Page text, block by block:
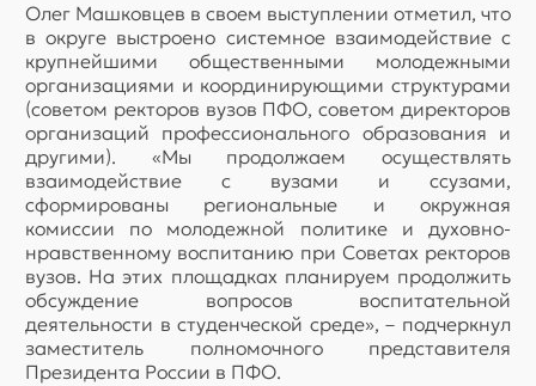
Олег Машковцев в своем выступлении отметил, что
в округе выстроено системное взаимодействие с
крупнейшими общественными молодежными
организациями и координирующими структурами
(советом ректоров вузов ПФО, советом директоров
организаций профессионального образования и
другими). «Мы продолжаем осуществлять
взаимодействие с вузами и ссузами,
сформированы региональные и окружная
комиссии по молодежной политике и духовно-
нравственному воспитанию при Советах ректоров
вузов. На этих площадках планируем продолжить
обсуждение вопросов воспитательной
деятельности в студенческой среде», – подчеркнул
заместитель полномочного представителя
Президента России в ПФО.